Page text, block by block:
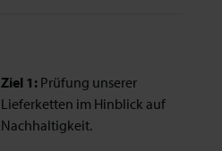
Ziel 1: Prüfung unserer
Lieferketten im Hinblick auf
Nachhaltigkeit.